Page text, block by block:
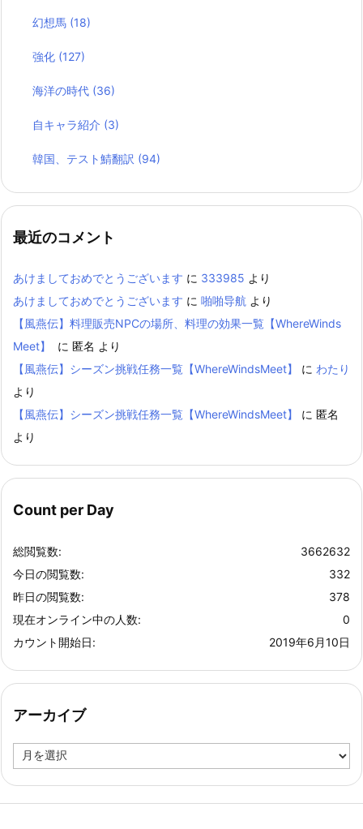
幻想馬 (18)
強化 (127)
海洋の時代 (36)
自キャラ紹介 (3)
韓国、テスト鯖翻訳 (94)
最近のコメント
あけましておめでとうございます に 333985 より
あけましておめでとうございます に 啪啪导航 より
【風燕伝】料理販売NPCの場所、料理の効果一覧【WhereWinds
Meet】
に 匿名 より
【風燕伝】シーズン挑戦任務一覧【WhereWindsMeet】
に わたり
より
【風燕伝】シーズン挑戦任務一覧【WhereWindsMeet】
に 匿名
より
Count per Day
3662632
総閲覧数:
332
今日の閲覧数:
378
昨日の閲覧数:
0
現在オンライン中の人数:
2019年6月10日
カウント開始日:
アーカイブ
ー